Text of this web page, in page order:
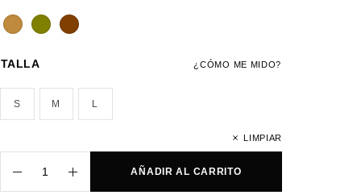
¿CÓMO ME MIDO?
TALLA
S M L
LIMPIAR
AÑADIR AL CARRITO